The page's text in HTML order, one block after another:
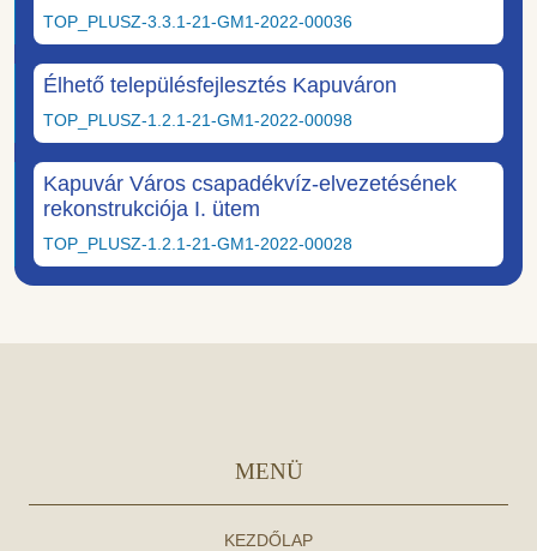
TOP_PLUSZ-3.3.1-21-GM1-2022-00036
Élhető településfejlesztés Kapuváron
TOP_PLUSZ-1.2.1-21-GM1-2022-00098
Kapuvár Város csapadékvíz-elvezetésének
rekonstrukciója I. ütem
TOP_PLUSZ-1.2.1-21-GM1-2022-00028
MENÜ
KEZDŐLAP